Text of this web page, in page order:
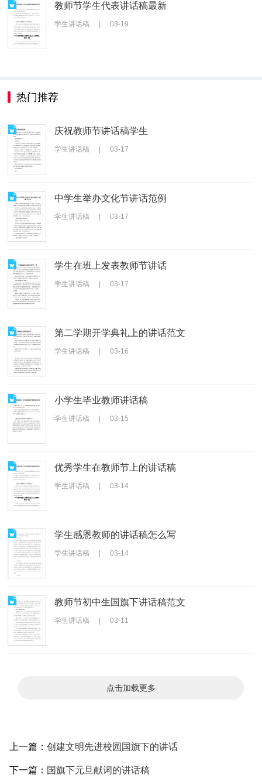
教师节学生代表讲话稿最新
学生讲话稿 03-19
热门推荐
庆祝教师节讲话稿学生
学生讲话稿 | 03-17
中学生举办文化节讲话范例
学生讲话稿 | 03-17
学生在班上发表教师节讲话
学生讲话稿 | 03-17
第二学期开学典礼上的讲话范文
学生讲话稿 | 03-16
小学生毕业教师讲话稿
学生讲话稿 | 03-15
优秀学生在教师节上的讲话稿
学生讲话稿 | 03-14
学生感恩教师的讲话稿怎么写
学生讲话稿 | 03-14
教师节初中生国旗下讲话稿范文
学生讲话稿 | 03-11
点击加载更多
上一篇： 创建文明先进校园国旗下的讲话
下一篇： 国旗下元旦献词的讲话稿